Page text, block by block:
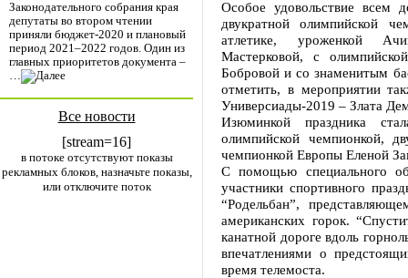
Законодательного собрания края
депутаты во втором чтении
приняли бюджет-2020 и плановый
период 2021–2022 годов. Один из
главных приоритетов документа –
…
Все новости
[stream=16]
в потоке отсутствуют показы
рекламных блоков, назначьте показы,
или отключите поток
Особое удовольствие всем
двукратной олимпийской
атлетике, уроженкой
Мастерковой, с
Бобровой и со знаменитым
отметить, в мероприятии
Универсиады-2019 – Злата
Изюминкой праздника
олимпийской чемпионкой,
чемпионкой Европы Еленой
С помощью специального
участники спортивного
“Родельбан”,
американских горок.
канатной дороге вдоль
впечатлениями о
время телемоста.